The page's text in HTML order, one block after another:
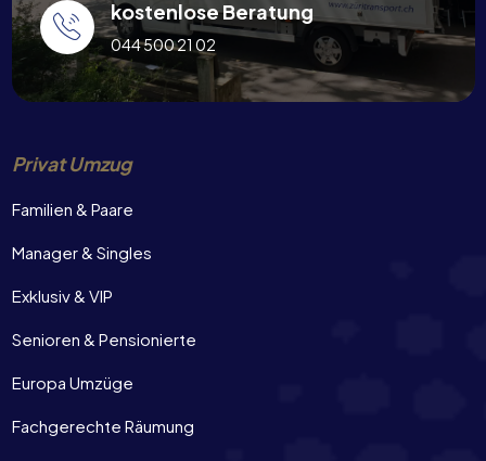
kostenlose Beratung
044 500 21 02
Privat Umzug
Familien & Paare
Manager & Singles
Exklusiv & VIP
Senioren & Pensionierte
Europa Umzüge
Fachgerechte Räumung